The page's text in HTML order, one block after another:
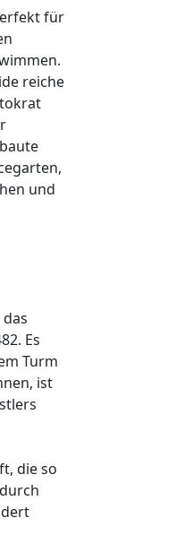
für
reiche
und
Es
Turm
ist
die so